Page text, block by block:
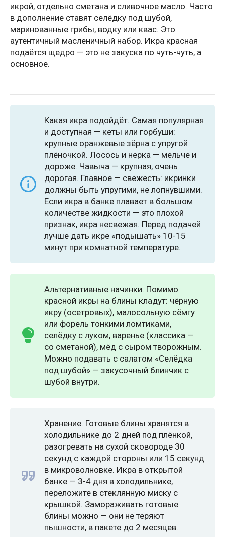
икрой, отдельно сметана и сливочное масло. Часто
в дополнение ставят селёдку под шубой,
маринованные грибы, водку или квас. Это
аутентичный масленичный набор. Икра красная
подаётся щедро — это не закуска по чуть-чуть, а
основное.
Какая икра подойдёт. Самая популярная
и доступная — кеты или горбуши:
крупные оранжевые зёрна с упругой
плёночкой. Лосось и нерка — мельче и
дороже. Чавыча — крупная, очень
дорогая. Главное — свежесть: икринки
должны быть упругими, не лопнувшими.
Если икра в банке плавает в большом
количестве жидкости — это плохой
признак, икра несвежая. Перед подачей
лучше дать икре «подышать» 10-15
минут при комнатной температуре.
Альтернативные начинки. Помимо
красной икры на блины кладут: чёрную
икру (осетровых), малосольную сёмгу
или форель тонкими ломтиками,
селёдку с луком, варенье (классика —
со сметаной), мёд с сыром творожным.
Можно подавать с салатом «Селёдка
под шубой» — закусочный блинчик с
шубой внутри.
Хранение. Готовые блины хранятся в
холодильнике до 2 дней под плёнкой,
разогревать на сухой сковороде 30
секунд с каждой стороны или 15 секунд
в микроволновке. Икра в открытой
банке — 3-4 дня в холодильнике,
переложите в стеклянную миску с
крышкой. Замораживать готовые
блины можно — они не теряют
пышности, в пакете до 2 месяцев.